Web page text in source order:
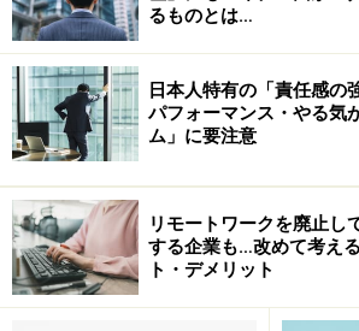
しかし実際は、企業には沢山の応募者
精査だけでも大変！とても全員には
全員分の応募書類に目を通すのも、
言えるでしょう。ということは、つま
自社にあった人にだけ会ったほうが
けるというわけです。企業側としてみ
煩わしさに比べれば、多少のお金を支
込んだ人材に会いたい、というわけで
るものとは…
日本人特有の「責任感の
パフォーマンス・やる気
ム」に要注意
リモートワークを廃止し
する企業も…改めて考え
ト・デメリット